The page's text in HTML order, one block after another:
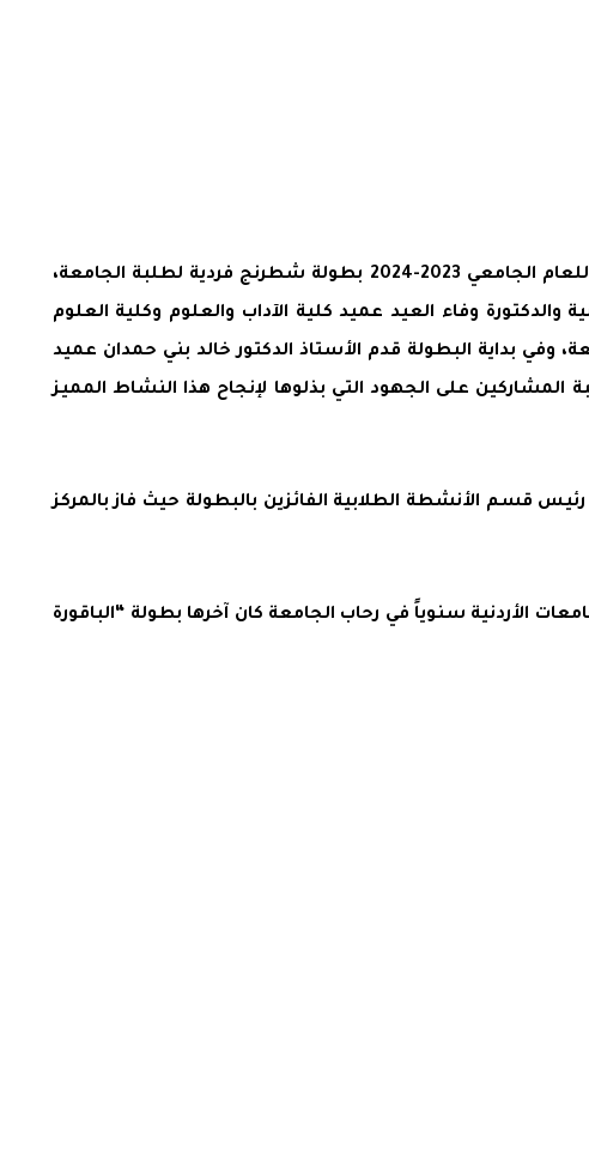
برعاية الأستاذ الدكتور محمد الوديان رئيس جامعة عمان العربية نظمت عمادة شؤون الطلبة وضمن خطة أنشطتها للعام الجامعي 2023-2024 بطولة شطرنج فردية لطلبة الجامعة،
وفاء العيد عميد كلية الآداب والعلوم وكلية العلوم
وفي بداية البطولة قدم الأستاذ الدكتور خالد بني حمدان عميد
المشاركين على الجهود التي بذلوها لإنجاح هذا النشاط المميز
بني ياسين/ رئيس قسم الأنشطة الطلابية الفائزين بالبطولة حيث فاز بالمركز
الأردنية سنوياً في رحاب الجامعة كان آخرها بطولة “الباقورة